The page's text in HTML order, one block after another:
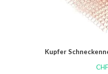
Kupfer
CHF